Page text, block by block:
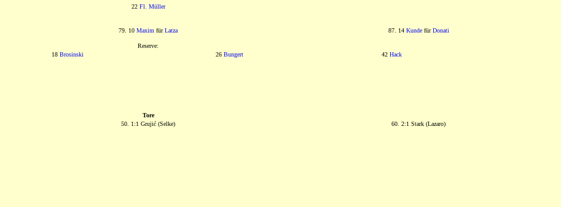
22 Fl. Müller
79. 10 Maxim fürLatza 87. 14 KundefürDonati
Reserve:
18 Brosinski 26 Bungert 42 Hack
Tore
50. 1:1 Grujić (Selke) 60. 2:1 Stark (Lazaro)